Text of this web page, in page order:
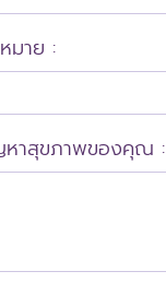
มาย :
าสุขภาพของคุณ :